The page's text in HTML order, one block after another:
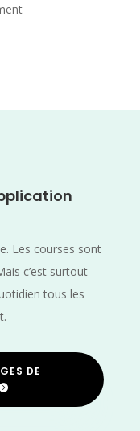
Les courses sont
c’est surtout
tous les
DE